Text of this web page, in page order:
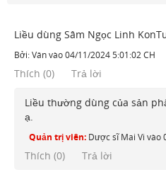
Liều dùng Sâm Ngọc Linh
Bởi:Vânvào04/11/2024 5:01:02 CH
Thích (0) Trả lời
Liều thường dùng của sản
ạ.
Quản trị viên: Dược sĩ Mai Vi vào
Thích (0) Trả lời